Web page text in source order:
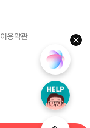
이용약관 help